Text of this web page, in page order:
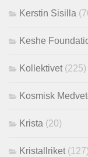
Kerstin Sisilla
Keshe
Kollektivet (225)
Kosmisk
Krista (20)
Kristallriket (127)